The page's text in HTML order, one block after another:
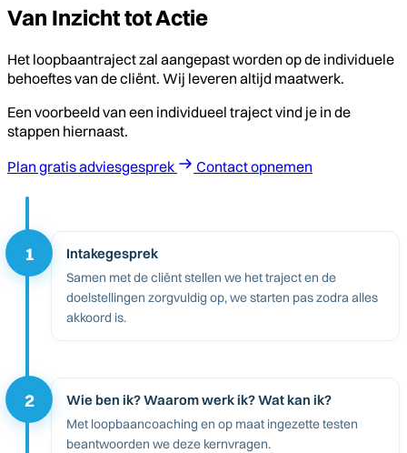
Van Inzicht tot Actie
Het loopbaantraject zal aangepast worden op de individuele
behoeftes van de cliënt. Wij leveren altijd maatwerk.
Een voorbeeld van een individueel traject vind je in de
stappen hiernaast.
Plan gratis adviesgesprek
Contact opnemen
1 Intakegesprek
Samen met de cliënt stellen we het traject en de
doelstellingen zorgvuldig op, we starten pas zodra alles
akkoord is.
2 Wie ben ik? Waarom werk ik? Wat kan ik?
Met loopbaancoaching en op maat ingezette testen
beantwoorden we deze kernvragen.